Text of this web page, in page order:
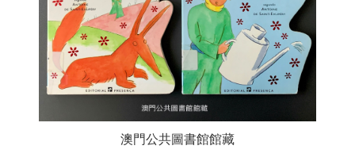
澳門公共圖書館館藏